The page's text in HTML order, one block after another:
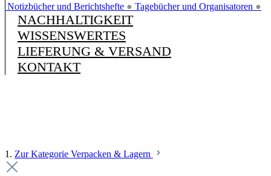
Notizbücher und Berichtshefte ● Tagebücher und Organisatoren ●
NACHHALTIGKEIT
WISSENSWERTES
LIEFERUNG & VERSAND
KONTAKT
1. Zur Kategorie Verpacken & Lagern